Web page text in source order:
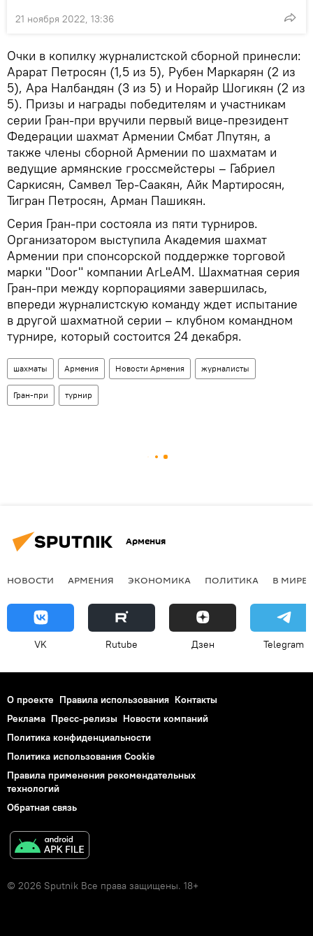
21 ноября 2022, 13:36
Очки в копилку журналистской сборной принесли:
Арарат Петросян (1,5 из 5), Рубен Маркарян (2 из
5), Ара Налбандян (3 из 5) и Норайр Шогикян (2 из
5). Призы и награды победителям и участникам
серии Гран-при вручили первый вице-президент
Федерации шахмат Армении Смбат Лпутян, а
также члены сборной Армении по шахматам и
ведущие армянские гроссмейстеры – Габриел
Саркисян, Самвел Тер-Саакян, Айк Мартиросян,
Тигран Петросян, Арман Пашикян.
Серия Гран-при состояла из пяти турниров.
Организатором выступила Академия шахмат
Армении при спонсорской поддержке торговой
марки "Door" компании ArLeAM. Шахматная серия
Гран-при между корпорациями завершилась,
впереди журналистскую команду ждет испытание
в другой шахматной серии – клубном командном
турнире, который состоится 24 декабря.
шахматы Армения Новости Армения журналисты
Гран-при турнир
Армения
НОВОСТИ АРМЕНИЯ ЭКОНОМИКА ПОЛИТИКА В МИРЕ
VK Rutube Дзен Telegram
О проекте Правила использования Контакты
Реклама Пресс-релизы Новости компаний
Политика конфиденциальности
Политика использования Cookie
Правила применения рекомендательных
технологий
Обратная связь
© 2026 Sputnik Все права защищены. 18+